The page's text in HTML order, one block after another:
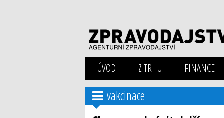
ÚVOD Z TRHU FINANCE
vakcinace